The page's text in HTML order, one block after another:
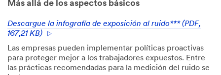
Más allá de los aspectos básicos
Descargue la infografía de exposición al ruido*** (PDF,
167,21 KB)
Las empresas pueden implementar políticas proactivas
para proteger mejor a los trabajadores expuestos. Entre
las prácticas recomendadas para la medición del ruido se